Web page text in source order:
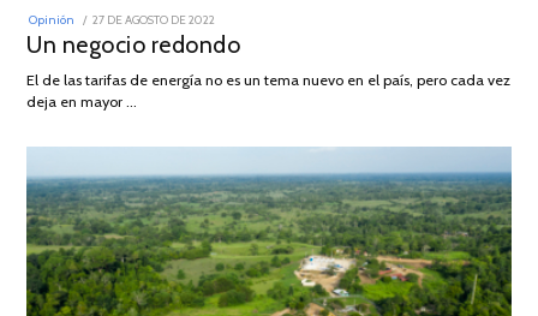
Opinión
POSTED
27 DE AGOSTO DE 2022
DE
AGOSTO
Un negocio redondo
El de las tarifas de energía no es un tema nuevo en el país, pero cada vez
deja en mayor …